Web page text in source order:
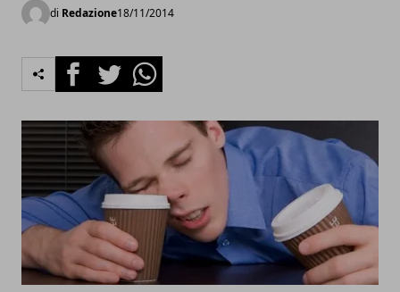
di Redazione18/11/2014
FacebookTwitterWhatsapp